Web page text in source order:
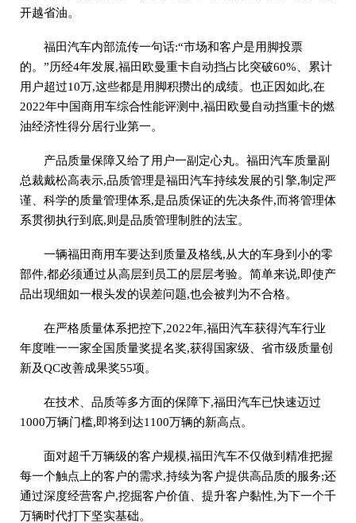
开越省油。
福田汽车内部流传一句话:“市场和客户是用脚投票
的。”历经4年发展,福田欧曼重卡自动挡占比突破60%、累计
用户超过10万,这些都是用脚积攒出的成绩。也正因如此,在
2022年中国商用车综合性能评测中,福田欧曼自动挡重卡的燃
油经济性得分居行业第一。
产品质量保障又给了用户一副定心丸。福田汽车质量副
总裁戴松高表示,品质管理是福田汽车持续发展的引擎,制定严
谨、科学的质量管理体系,是品质保证的先决条件,而将管理体
系贯彻执行到底,则是品质管理制胜的法宝。
一辆福田商用车要达到质量及格线,从大的车身到小的零
部件,都必须通过从高层到员工的层层考验。简单来说,即使产
品出现细如一根头发的误差问题,也会被判为不合格。
在严格质量体系把控下,2022年,福田汽车获得汽车行业
年度唯一一家全国质量奖提名奖,获得国家级、省市级质量创
新及QC改善成果奖55项。
在技术、品质等多方面的保障下,福田汽车已快速迈过
1000万辆门槛,即将到达1100万辆的新高点。
面对超千万辆级的客户规模,福田汽车不仅做到精准把握
每一个触点上的客户的需求,持续为客户提供高品质的服务;还
通过深度经营客户,挖掘客户价值、提升客户黏性,为下一个千
万辆时代打下坚实基础。